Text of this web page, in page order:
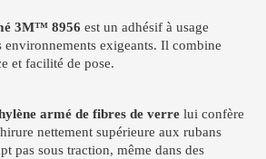
3M™ 8956 est un adhésif à usage
environnements exigeants. Il combine
et facilité de pose.
armé de fibres de verre lui confère
nettement supérieure aux rubans
pas sous traction, même dans des